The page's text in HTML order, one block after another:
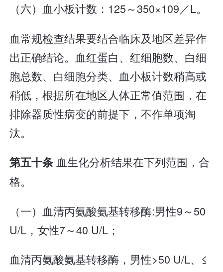
（六）血小板计数：125～350×109／L。
血常规检查结果要结合临床及地区差异作
出正确结论。血红蛋白、红细胞数、白细
胞总数、白细胞分类、血小板计数稍高或
稍低，根据所在地区人体正常值范围，在
排除器质性病变的前提下，不作单项淘
汰。
第五十条血生化分析结果在下列范围，合
格。
（一）血清丙氨酸氨基转移酶:男性9～50
U/L，女性7～40 U/L；
血清丙氨酸氨基转移酶，男性>50 U/L、≤